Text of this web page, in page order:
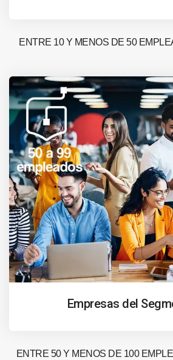
ENTRE 10 Y MENOS DE 50
Empresas del
ENTRE 50 Y MENOS DE 100